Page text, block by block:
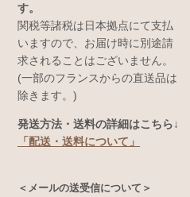
す。
関税等諸税は日本拠点にて支払
いますので、お届け時に別途請
求されることはございません。
(一部のフランスからの直送品は
除きます。)
発送方法・送料の詳細はこちら↓
「配送・送料について」
＜メールの送受信について＞